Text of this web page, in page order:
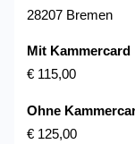
28207 Bremen
Mit Kammercard
€ 115,00
Ohne
€ 125,00